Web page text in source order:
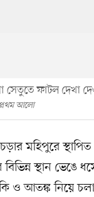
সেতুতে ফাটল দেখা
আলো
মহিপুরে
স্থান ভেঙে
ও আতঙ্ক নিয়ে